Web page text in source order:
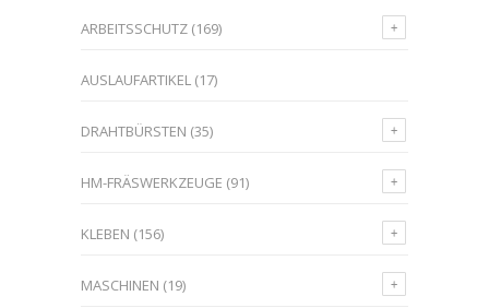
ARBEITSSCHUTZ (169)
AUSLAUFARTIKEL (17)
DRAHTBÜRSTEN (35)
HM-FRÄSWERKZEUGE (91)
KLEBEN (156)
MASCHINEN (19)